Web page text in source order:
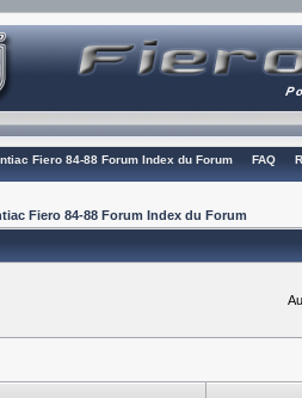
Fiero 84-88 Forum Index du Forum FAQ
Fiero 84-88 Forum Index du Forum